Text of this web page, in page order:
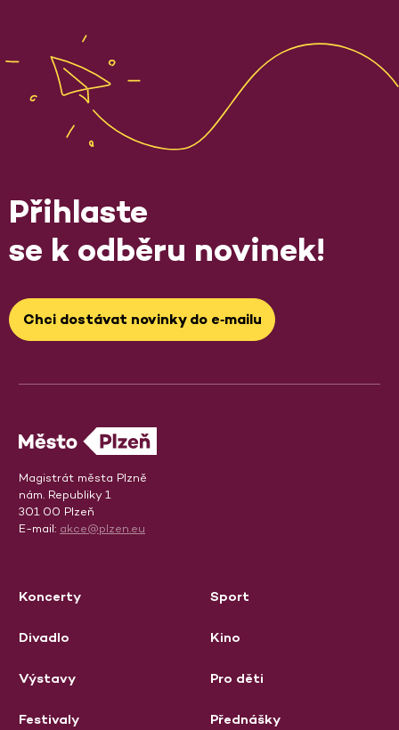
Přihlaste
se k odběru novinek!
Chci dostávat novinky do e‑mailu
Magistrát města Plzně
nám. Republiky 1
301 00 Plzeň
E-mail: akce@plzen.eu
Koncerty
Divadlo
Výstavy
Festivaly
Sport
Kino
Pro děti
Přednášky